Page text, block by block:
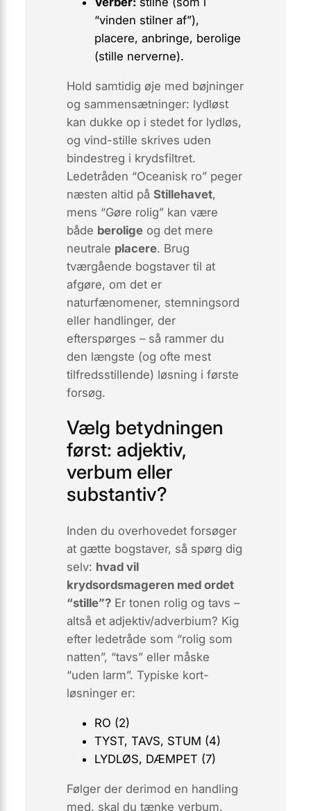
“vinden stilner af”),
placere, anbringe, berolige
(stille nerverne).
Hold samtidig øje med bøjninger
og sammensætninger: lydløst
kan dukke op i stedet for lydløs,
og vind-stille skrives uden
bindestreg i krydsfiltret.
Ledetråden “Oceanisk ro” peger
næsten altid på Stillehavet,
mens “Gøre rolig” kan være
både beroligeog det mere
neutrale placere. Brug
tværgående bogstaver til at
afgøre, om det er
naturfænomener, stemningsord
eller handlinger, der
efterspørges – så rammer du
den længste (og ofte mest
tilfredsstillende) løsning i første
forsøg.
Vælg betydningen
først: adjektiv,
verbum eller
substantiv?
Inden du overhovedet forsøger
at gætte bogstaver, så spørg dig
selv: hvad vil
krydsordsmageren med ordet
“stille”?Er tonen rolig og tavs –
altså et adjektiv/adverbium? Kig
efter ledetråde som “rolig som
natten”, “tavs” eller måske
“uden larm”. Typiske kort-
løsninger er:
RO (2)
TYST, TAVS, STUM (4)
LYDLØS, DÆMPET (7)
Følger der derimod en handling
med, skal du tænke verbum.